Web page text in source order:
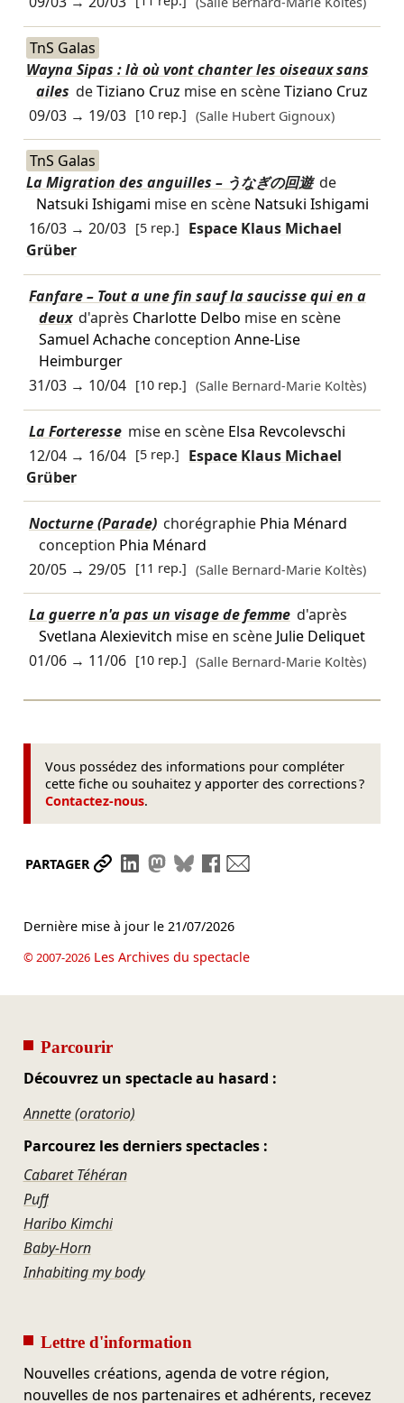
TnS Galas
Wayna Sipas : là où vont chanter les oiseaux sans
ailes deTiziano Cruz mise en scèneTiziano Cruz
09/03→ 19/03 [10 rep.] (Salle Hubert Gignoux)
TnS Galas
La Migration des anguilles – うなぎの回遊 de
Natsuki Ishigami mise en scène Natsuki Ishigami
16/03→ 20/03 [5 rep.]
Espace Klaus Michael
Grüber
Fanfare – Tout a une fin sauf la saucisse qui en a
deux d'après Charlotte Delbo mise en scène
Samuel Achacheconception Anne-Lise
Heimburger
31/03→ 10/04 [10 rep.] (Salle Bernard-Marie Koltès)
La Forteresse mise en scène Elsa Revcolevschi
12/04→ 16/04 [5 rep.]
Espace Klaus Michael
Grüber
Nocturne (Parade) chorégraphie Phia Ménard
conception Phia Ménard
20/05→ 29/05 [11 rep.] (Salle Bernard-Marie Koltès)
La guerre n'a pas un visage de femme d'après
Svetlana Alexievitch mise en scène Julie Deliquet
01/06→ 11/06 [10 rep.] (Salle Bernard-Marie Koltès)
Vous possédez des informations pour compléter
cette fiche ou souhaitez y apporter des corrections ?
Contactez-nous.
PARTAGER Partager le lien
Partager sur LinkedIn
Partager sur Mastodon
Partager sur Bluesky
Partager sur Facebook
Dernière mise à jour le 21/07/2026
© 2007-2026Les Archives du spectacle
Parcourir
Découvrez un spectacle au hasard :
Annette (oratorio)
Parcourez les derniers spectacles :
Cabaret Téhéran
Puff
Haribo Kimchi
Baby-Horn
Inhabiting my body
Lettre d'information
Nouvelles créations, agenda de votre région,
nouvelles de nos partenaires et adhérents, recevez